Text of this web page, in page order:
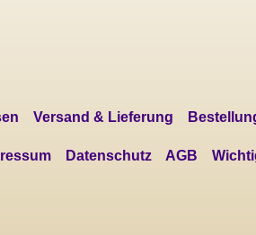
Versand & Lieferung
Datenschutz AGB